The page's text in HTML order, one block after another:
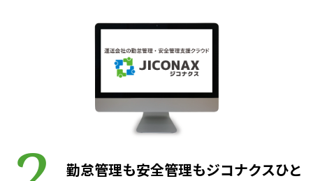
勤怠管理も安全管理もジコナクスひと